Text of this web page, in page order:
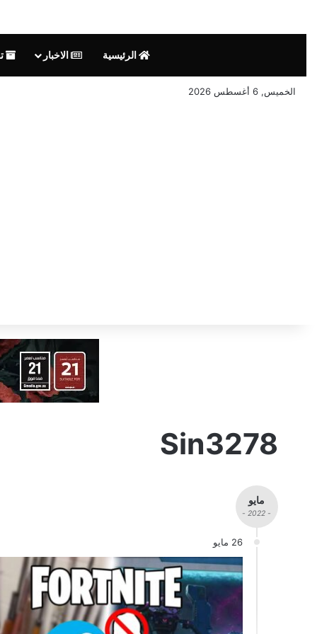
الرئيسية الاخبار
الخميس, 6 أغسطس 2026
Sin3278
مايو
- 2022 -
26 مايو